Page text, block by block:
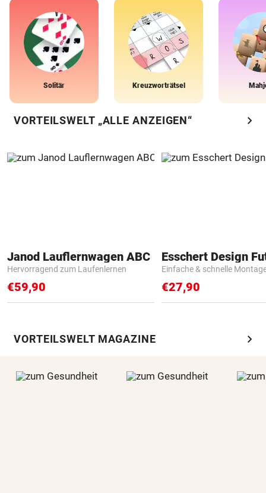
Solitär Kreuzworträtsel
VORTEILSWELT „ALLE ANZEIGEN“ chevron_right
Janod Lauflernwagen ABC
Hervorragend zum Laufenlernen
€59,90
Einfache & schnelle
€27,90
VORTEILSWELT MAGAZINE chevron_right